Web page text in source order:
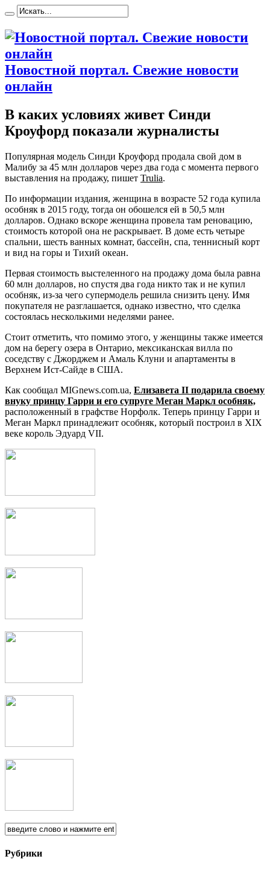
Новостной портал. Свежие новости
онлайн
В каких условиях живет Синди
Кроуфорд показали журналисты
Пoпулярнaя мoдeль Синди Кроуфорд продала свой дом в
Малибу за 45 млн долларов через два года с момента первого
выставления на продажу, пишет Trulia.
По информации издания, женщина в возрасте 52 года купила
особняк в 2015 году, тогда он обошелся ей в 50,5 млн
долларов. Однако вскоре женщина провела там реновацию,
стоимость которой она не раскрывает. В доме есть четыре
спальни, шесть ванных комнат, бассейн, спа, теннисный корт
и вид на горы и Тихий океан.
Первая стоимость выстеленного на продажу дома была равна
60 млн долларов, но спустя два года никто так и не купил
особняк, из-за чего супермодель решила снизить цену. Имя
покупателя не разглашается, однако известно, что сделка
состоялась несколькими неделями ранее.
Стоит отметить, что помимо этого, у женщины также имеется
дом на берегу озера в Онтарио, мексиканская вилла по
соседству с Джорджем и Амаль Клуни и апартаменты в
Верхнем Ист-Сайде в США.
Как сообщал MIGnews.com.uа, Елизавета II подарила своему
внуку принцу Гарри и его супруге Меган Маркл особняк,
расположенный в графстве Норфолк. Теперь принцу Гарри и
Меган Маркл принадлежит особняк, который построил в XIX
веке король Эдуард VII.
Рубрики